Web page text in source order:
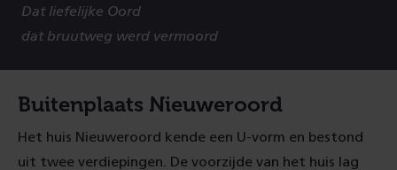
Dat liefelijke Oord
dat bruutweg werd vermoord
Buitenplaats Nieuweroord
Het huis Nieuweroord kende een U-vorm en bestond
uit twee verdiepingen. De voorzijde van het huis lag